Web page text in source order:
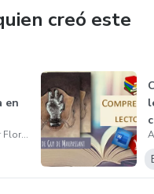
un aleteo (Lengash,
Proyecto.
creó este
en
Adolfo Alexander Flores Facundo